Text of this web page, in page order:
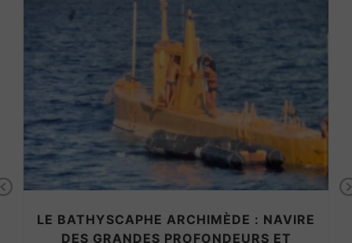
Previous
LE BATHYSCAPHE ARCHIMÈDE : NAVIRE
DES GRANDES PROFONDEURS ET